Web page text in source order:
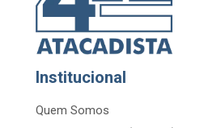
Institucional
Quem Somos